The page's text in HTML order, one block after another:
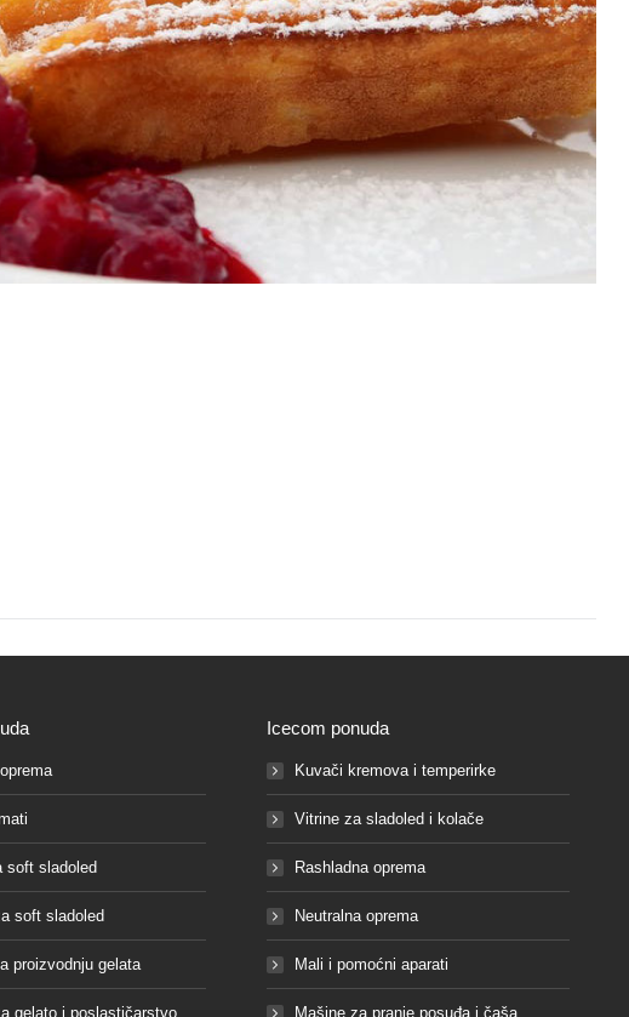
soft sladoled
soft sladoled
proizvodnju gelata
gelato i poslastičarstvo
Icecom ponuda
Kuvači kremova i temperirke
Vitrine za sladoled i kolače
Rashladna oprema
Neutralna oprema
Mali i pomoćni aparati
Mašine za pranje posuđa i čaša